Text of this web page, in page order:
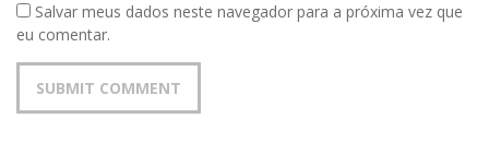
Salvar meus dados neste navegador para a próxima vez que
eu comentar.